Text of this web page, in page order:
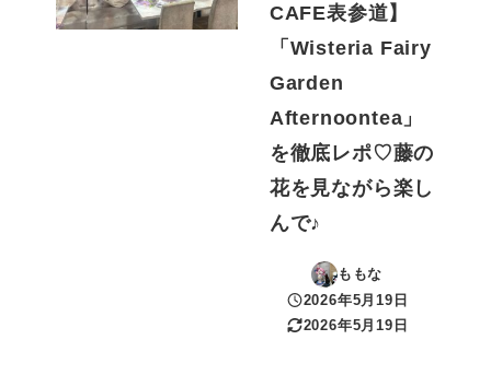
CAFE表参道】
「Wisteria Fairy
Garden
Afternoontea」
を徹底レポ♡藤の
花を見ながら楽し
んで♪
ももな
投稿日
2026年5月19日
更新日
2026年5月19日